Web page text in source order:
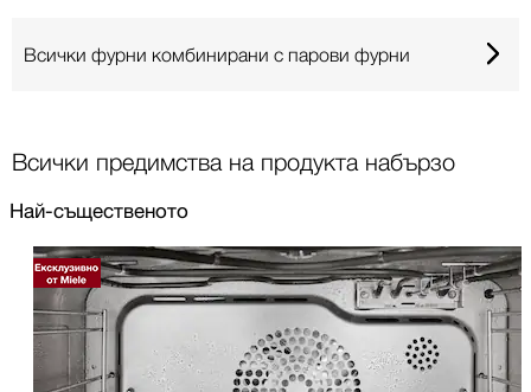
Всички фурни комбинирани с парови фурни
Всички предимства на продукта набързо
Най-същественото